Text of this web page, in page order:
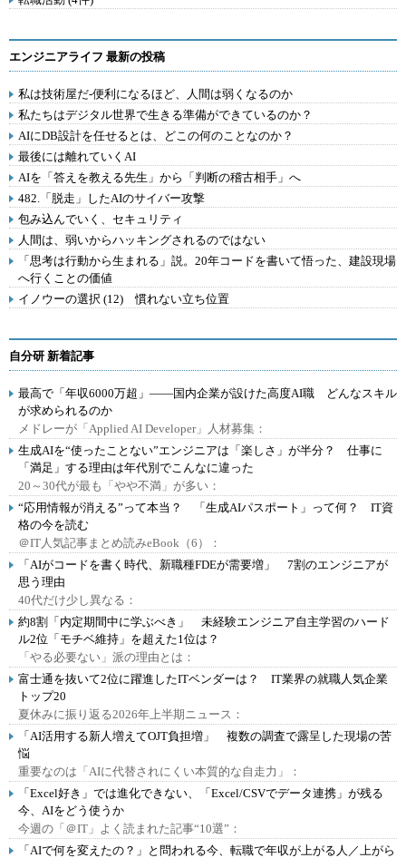
エンジニアライフ 最新の投稿
私は技術屋だ-便利になるほど、人間は弱くなるのか
私たちはデジタル世界で生きる準備ができているのか？
AIにDB設計を任せるとは、どこの何のことなのか？
最後には離れていくAI
AIを「答えを教える先生」から「判断の稽古相手」へ
482.「脱走」したAIのサイバー攻撃
包み込んでいく、セキュリティ
人間は、弱いからハッキングされるのではない
「思考は行動から生まれる」説。20年コードを書いて悟った、建設現場
へ行くことの価値
イノウーの選択 (12) 慣れない立ち位置
自分研 新着記事
最高で「年収6000万超」――国内企業が設けた高度AI職 どんなスキル
が求められるのか
メドレーが「Applied AI Developer」人材募集：
生成AIを“使ったことない”エンジニアは「楽しさ」が半分？ 仕事に
「満足」する理由は年代別でこんなに違った
20～30代が最も「やや不満」が多い：
“応用情報が消える”って本当？ 「生成AIパスポート」って何？ IT資
格の今を読む
＠IT人気記事まとめ読みeBook（6）：
「AIがコードを書く時代、新職種FDEが需要増」 7割のエンジニアが
思う理由
40代だけ少し異なる：
約8割「内定期間中に学ぶべき」 未経験エンジニア自主学習のハード
ル2位「モチベ維持」を超えた1位は？
「やる必要ない」派の理由とは：
富士通を抜いて2位に躍進したITベンダーは？ IT業界の就職人気企業
トップ20
夏休みに振り返る2026年上半期ニュース：
「AI活用する新人増えてOJT負担増」 複数の調査で露呈した現場の苦
悩
重要なのは「AIに代替されにくい本質的な自走力」：
「Excel好き」では進化できない、「Excel/CSVでデータ連携」が残る
今、AIをどう使うか
今週の「＠IT」よく読まれた記事“10選”：
「AIで何を変えたの？」と問われる今、転職で年収が上がる人／上がら